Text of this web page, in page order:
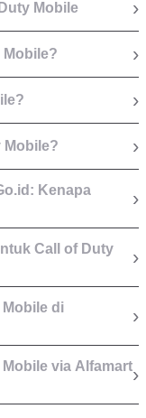
Mobile ›
›
›
Mobile? ›
Kenapa
›
Call of Duty
›
Mobile di
›
via Alfamart›